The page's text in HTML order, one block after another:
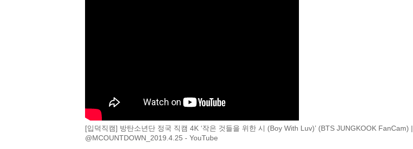
[입덕직캠] 방탄소년단 정국 직캠 4K ‘작은 것들을 위한 시 (Boy With Luv)’ (BTS JUNGKOOK FanCam) |
@MCOUNTDOWN_2019.4.25 - YouTube